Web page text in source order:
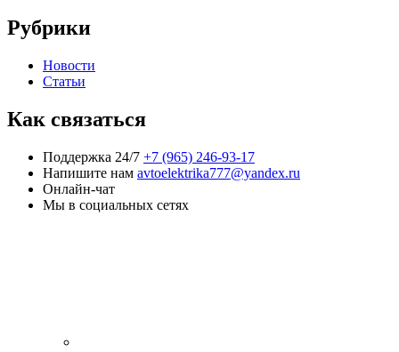
Рубрики
Новости
Статьи
Как связаться
Поддержка 24/7 +7 (965) 246-93-17
Напишите нам avtoelektrika777@yandex.ru
Онлайн-чат
Мы в социальных сетях